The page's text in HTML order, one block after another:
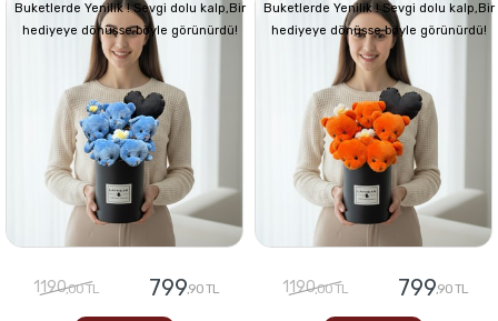
Buketlerde Yenilik ! Sevgi dolu kalp,Bir
hediyeye dönüşse böyle görünürdü!
1190,00 TL 799,90 TL
Buketlerde Yenilik ! Sevgi dolu kalp,Bir
hediyeye dönüşse böyle görünürdü!
1190,00 TL 799,90 TL